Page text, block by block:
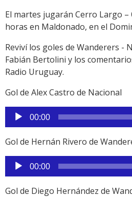
El martes jugarán Cerro Largo –
horas en Maldonado, en el
Reviví los goles de Wanderers -
Fabián Bertolini y los
Radio Uruguay.
Gol de Alex Castro de Nacional
Reproductor
de
audio
00:00
Gol de Hernán Rivero de
Reproductor
de
audio
00:00
Gol de Diego Hernández de